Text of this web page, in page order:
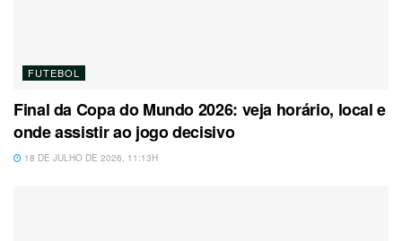
FUTEBOL
Final da Copa do Mundo 2026: veja horário, local e
onde assistir ao jogo decisivo
18 DE JULHO DE 2026, 11:13H